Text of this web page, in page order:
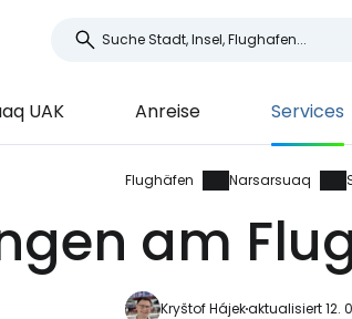
UAK Anreise Services
Flughäfen Narsarsuaq
am
Kryštof Hájekaktualisiert 12.